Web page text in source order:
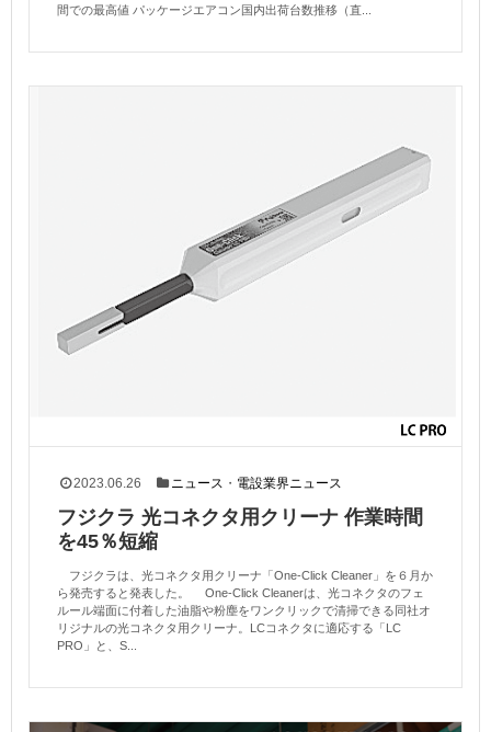
間での最高値 パッケージエアコン国内出荷台数推移（直...
2023.06.26 ニュース ・ 電設業界ニュース
フジクラ 光コネクタ用クリーナ 作業時間
を45％短縮
フジクラは、光コネクタ用クリーナ「One-Click Cleaner」を６月か
ら発売すると発表した。 One-Click Cleanerは、光コネクタのフェ
ルール端面に付着した油脂や粉塵をワンクリックで清掃できる同社オ
リジナルの光コネクタ用クリーナ。LCコネクタに適応する「LC
PRO」と、S...